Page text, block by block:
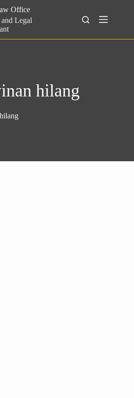
Office
Legal
Search
hilang